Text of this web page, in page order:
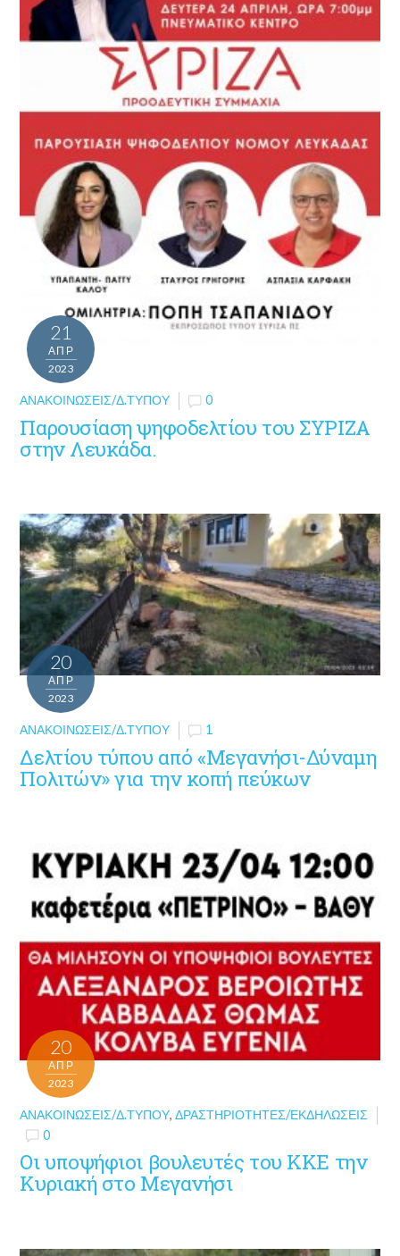
21
ΑΠΡ
2023
ΑΝΑΚΟΙΝΏΣΕΙΣ/Δ.ΤΎΠΟΥ 0
Παρουσίαση ψηφοδελτίου του ΣΥΡΙΖΑ
στην Λευκάδα.
20
ΑΠΡ
2023
ΑΝΑΚΟΙΝΏΣΕΙΣ/Δ.ΤΎΠΟΥ 1
Δελτίου τύπου από «Μεγανήσι-Δύναμη
Πολιτών» για την κοπή πεύκων
20
ΑΠΡ
2023
ΑΝΑΚΟΙΝΏΣΕΙΣ/Δ.ΤΎΠΟΥ,ΔΡΑΣΤΗΡΙΌΤΗΤΕΣ/ΕΚΔΗΛΏΣΕΙΣ
0
Οι υποψήφιοι βουλευτές του ΚΚΕ την
Κυριακή στο Μεγανήσι